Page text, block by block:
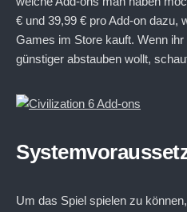
€ und 39,99 € pro Add-on dazu,
Games im Store kauft. Wenn ihr
günstiger abstauben wollt,
Um das Spiel spielen zu